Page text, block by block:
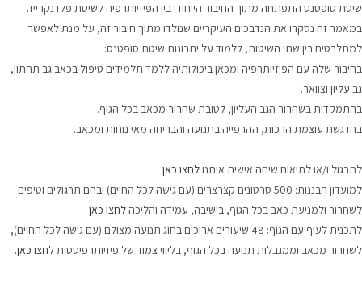
שיטת סופטנס התפתחה מתוך החיבור הייחודי בין הפיזיותרפיה לשיטת פלדנקרייז.
במאמר זה נסקרו את הנדבכים העיקריים שנולדו מתוך חיבור זה, על מנת לאפשר
למתלבטים בין שתי השיטות, ללמוד על יתרונות שיטת סופטנס:
בחיבור שלה עם הפיזיותרפיה ומכאן ביכולותיה ללמד תלמידים טיפול בכאב גב תחתון,
גב עליון וצוואר.
בהתמקדות בשחרור הגב העליון, לטובת שחרור מכאב בכל הגוף.
בהדגשת עוצמת הרכות, ההרפייה בתנועה והבריחה מאי נוחות ומכאב.
לתרגול ו/או לתיאום שיחה אישית איתנולחצו כאן
למועדון הבננות: 500 סרטונים קצרצרים (עם גישה לכל החיים) ובהם תרגולים וטיפים
לשחרור ולמניעת כאב בכל הגוף, בישיבה, עמידה והליכהלחצו כאן
לתכנית לעוף עם הגוף: 48 שיעורים ארוכים בחוג תנועה מצולם (עם גישה לכל החיים),
לשחרור מכאב וממגבלות תנועה בכל הגוף, בליווי צמוד של פיזיותרפיסטיתלחצו כאן.